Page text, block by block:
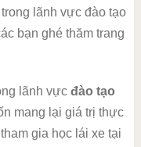
lãnh vực đào tạo
bạn ghé thăm trang
lãnh vực đào tạo
mang lại giá trị thực
gia học lái xe tại